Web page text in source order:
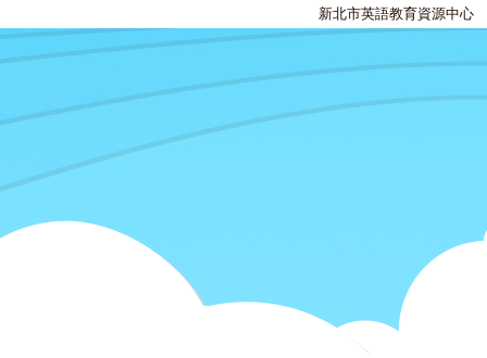
新北市英語教育資源中心